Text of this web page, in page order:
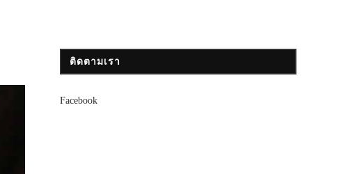
ติดตามเรา
Facebook